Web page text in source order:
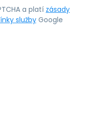
a platí zásady
služby Google